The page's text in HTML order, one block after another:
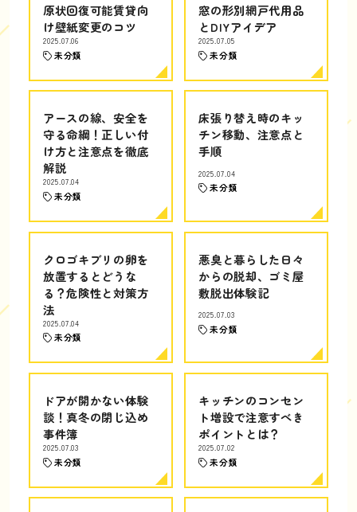
原状回復可能賃貸向
け壁紙変更のコツ
2025.07.06
未分類
窓の形別網戸代用品
とDIYアイデア
2025.07.05
未分類
アースの線、安全を
守る命綱！正しい付
け方と注意点を徹底
解説
2025.07.04
未分類
床張り替え時のキッ
チン移動、注意点と
手順
2025.07.04
未分類
クロゴキブリの卵を
放置するとどうな
る？危険性と対策方
法
2025.07.04
未分類
悪臭と暮らした日々
からの脱却、ゴミ屋
敷脱出体験記
2025.07.03
未分類
ドアが開かない体験
談！真冬の閉じ込め
事件簿
2025.07.03
未分類
キッチンのコンセン
ト増設で注意すべき
ポイントとは？
2025.07.02
未分類